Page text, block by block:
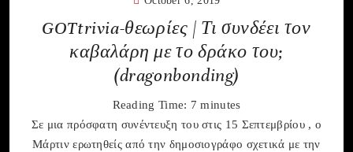
GOTtrivia-θεωρίες | Τι συνδέει τον
καβαλάρη με το δράκο του;
(dragonbonding)
Reading Time: 7 minutes
Σε μια πρόσφατη συνέντευξη του στις 15 Σεπτεμβρίου , ο
Μάρτιν ερωτηθείς από την δημοσιογράφο σχετικά με την